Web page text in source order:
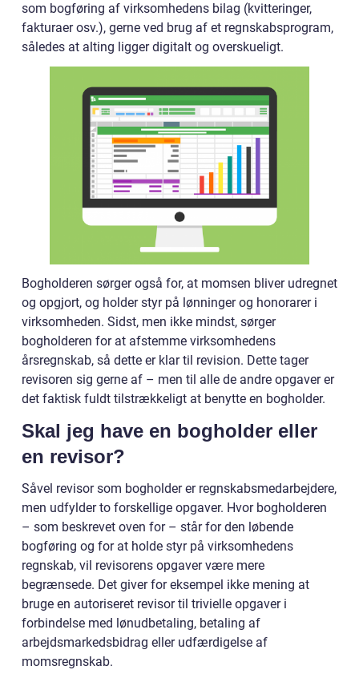
som bogføring af virksomhedens bilag (kvitteringer,
fakturaer osv.), gerne ved brug af et regnskabsprogram,
således at alting ligger digitalt og overskueligt.
Bogholderen sørger også for, at momsen bliver udregnet
og opgjort, og holder styr på lønninger og honorarer i
virksomheden. Sidst, men ikke mindst, sørger
bogholderen for at afstemme virksomhedens
årsregnskab, så dette er klar til revision. Dette tager
revisoren sig gerne af – men til alle de andre opgaver er
det faktisk fuldt tilstrækkeligt at benytte en bogholder.
Skal jeg have en bogholder eller
en revisor?
Såvel revisor som bogholder er regnskabsmedarbejdere,
men udfylder to forskellige opgaver. Hvor bogholderen
– som beskrevet oven for – står for den løbende
bogføring og for at holde styr på virksomhedens
regnskab, vil revisorens opgaver være mere
begrænsede. Det giver for eksempel ikke mening at
bruge en autoriseret revisor til trivielle opgaver i
forbindelse med lønudbetaling, betaling af
arbejdsmarkedsbidrag eller udfærdigelse af
momsregnskab.